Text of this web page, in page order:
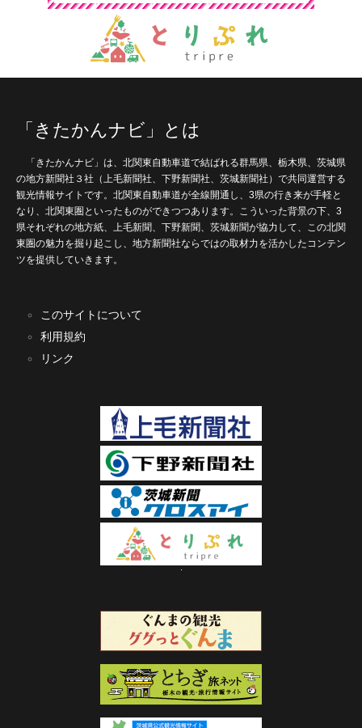
「きたかんナビ」とは
「きたかんナビ」は、北関東自動車道で結ばれる群馬県、栃木県、茨城県
の地方新聞社３社（上毛新聞社、下野新聞社、茨城新聞社）で共同運営する
観光情報サイトです。北関東自動車道が全線開通し、3県の行き来が手軽と
なり、北関東圏といったものができつつあります。こういった背景の下、3
県それぞれの地方紙、上毛新聞、下野新聞、茨城新聞が協力して、この北関
東圏の魅力を掘り起こし、地方新聞社ならではの取材力を活かしたコンテン
ツを提供していきます。
このサイトについて
利用規約
リンク